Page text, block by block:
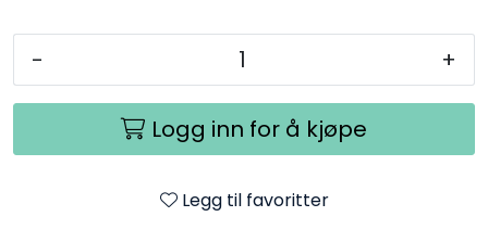
- +
Logg inn for å kjøpe
Legg til favoritter